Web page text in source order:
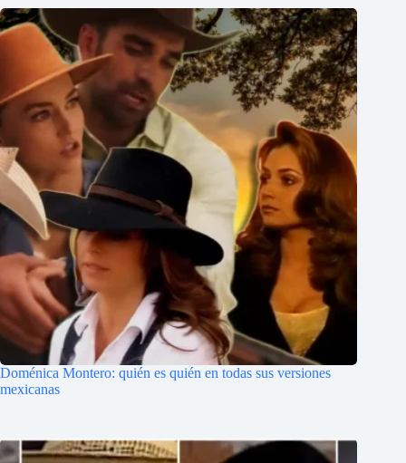
Doménica Montero: quién es quién en todas sus versiones
mexicanas